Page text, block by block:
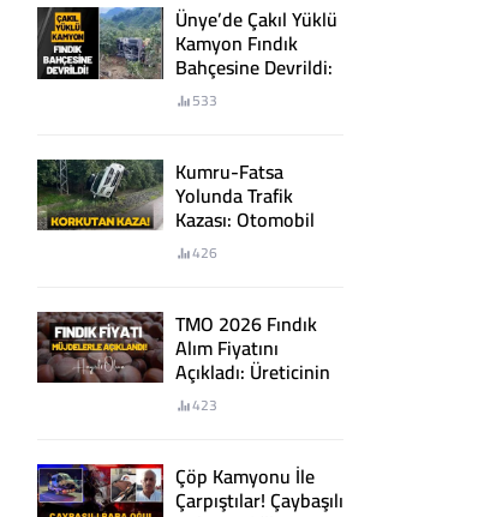
Ünye’de Çakıl Yüklü
Kamyon Fındık
Bahçesine Devrildi:
2 Yaralı
533
Kumru-Fatsa
Yolunda Trafik
Kazası: Otomobil
Şarampole Devrildi
426
TMO 2026 Fındık
Alım Fiyatını
Açıkladı: Üreticinin
Beklentisi
Karşılanmadı
423
Çöp Kamyonu İle
Çarpıştılar! Çaybaşılı